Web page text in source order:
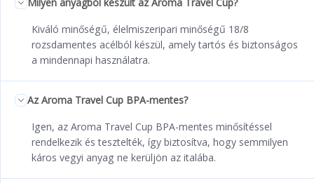
Kiváló minőségű, élelmiszeripari minőségű 18/8
rozsdamentes acélból készül, amely tartós és biztonságos
a mindennapi használatra.
Az Aroma Travel Cup BPA-mentes?
Igen, az Aroma Travel Cup BPA-mentes minősítéssel
rendelkezik és tesztelték, így biztosítva, hogy semmilyen
káros vegyi anyag ne kerüljön az italába.